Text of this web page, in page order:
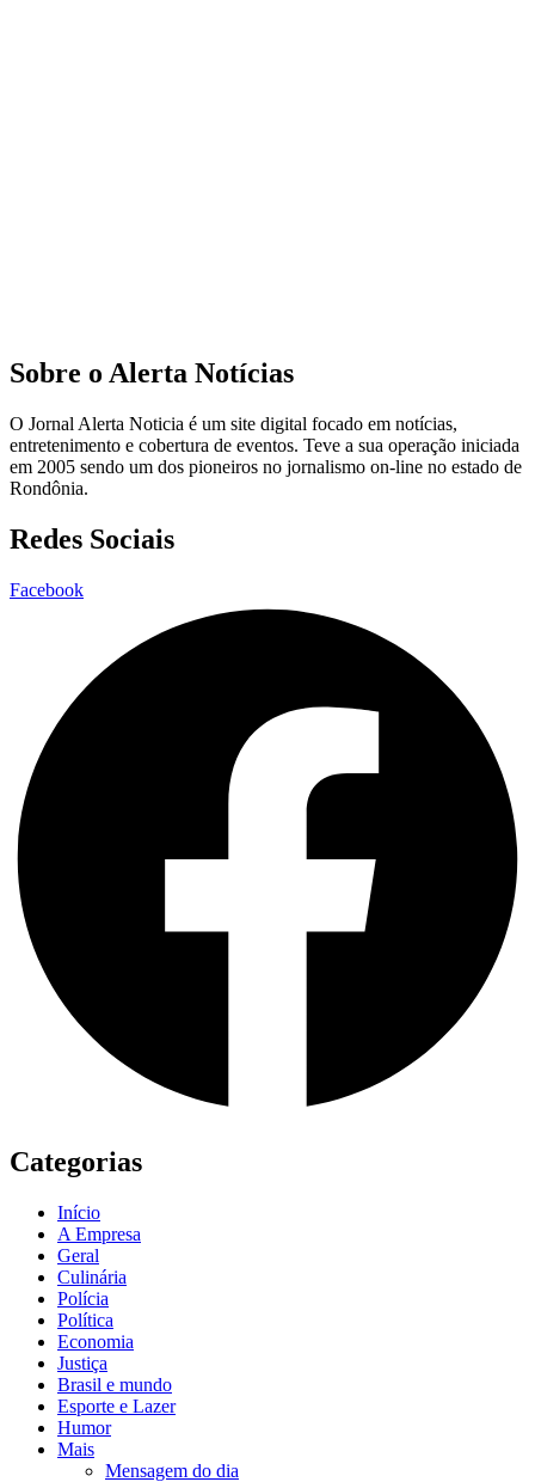
Sobre o Alerta Notícias
O Jornal Alerta Noticia é um site digital focado em notícias,
entretenimento e cobertura de eventos. Teve a sua operação iniciada
em 2005 sendo um dos pioneiros no jornalismo on-line no estado de
Rondônia.
Redes Sociais
Facebook
Categorias
Início
A Empresa
Geral
Culinária
Polícia
Política
Economia
Justiça
Brasil e mundo
Esporte e Lazer
Humor
Mais
Mensagem do dia